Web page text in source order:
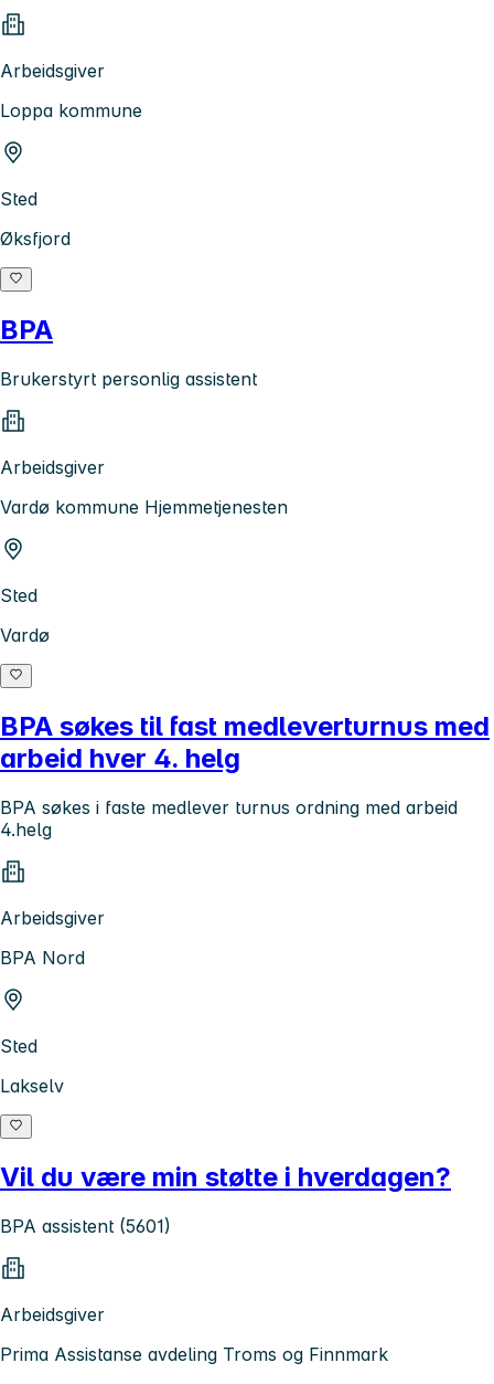
Arbeidsgiver
Loppa kommune
Sted
Øksfjord
BPA
Brukerstyrt personlig assistent
Arbeidsgiver
Vardø kommune Hjemmetjenesten
Sted
Vardø
BPA søkes til fast medleverturnus med
arbeid hver 4. helg
BPA søkes i faste medlever turnus ordning med arbeid
4.helg
Arbeidsgiver
BPA Nord
Sted
Lakselv
Vil du være min støtte i hverdagen?
BPA assistent (5601)
Arbeidsgiver
Prima Assistanse avdeling Troms og Finnmark